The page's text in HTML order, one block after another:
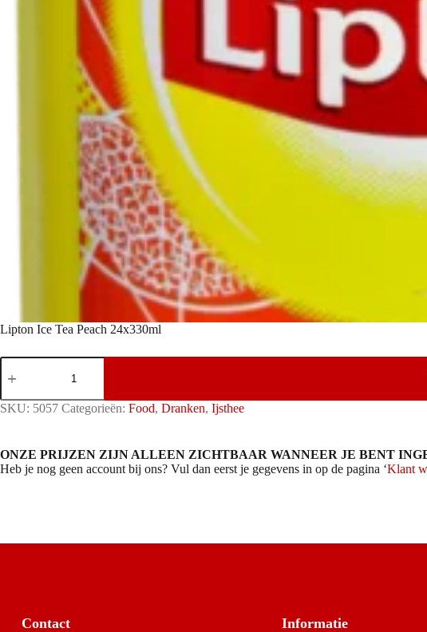
Lipton Ice Tea Peach 24x330ml
Lipton
Ice
Peach
24x330ml
SKU: 5057 Categorieën: Food, Dranken, Ijsthee
ONZE PRIJZEN ZIJN ALLEEN ZICHTBAAR WANNEER JE BENT
Heb je nog geen account bij ons? Vul dan eerst je gegevens in op de pagina ‘Klant
Contact Informatie